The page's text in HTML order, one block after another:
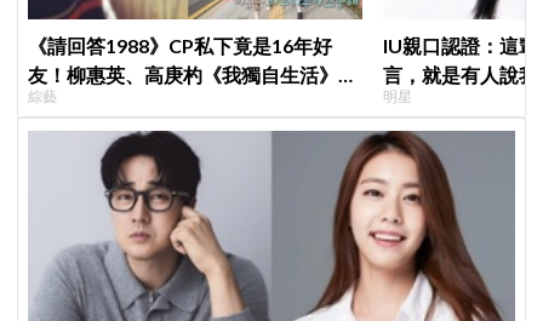
《請回答1988》CP私下竟是16年好
友！柳惠英、高庚杓《我獨自生活》預
告公開，暖心互動掀回憶殺
綜藝
IU親口認證：這
言，就是有人說
明星